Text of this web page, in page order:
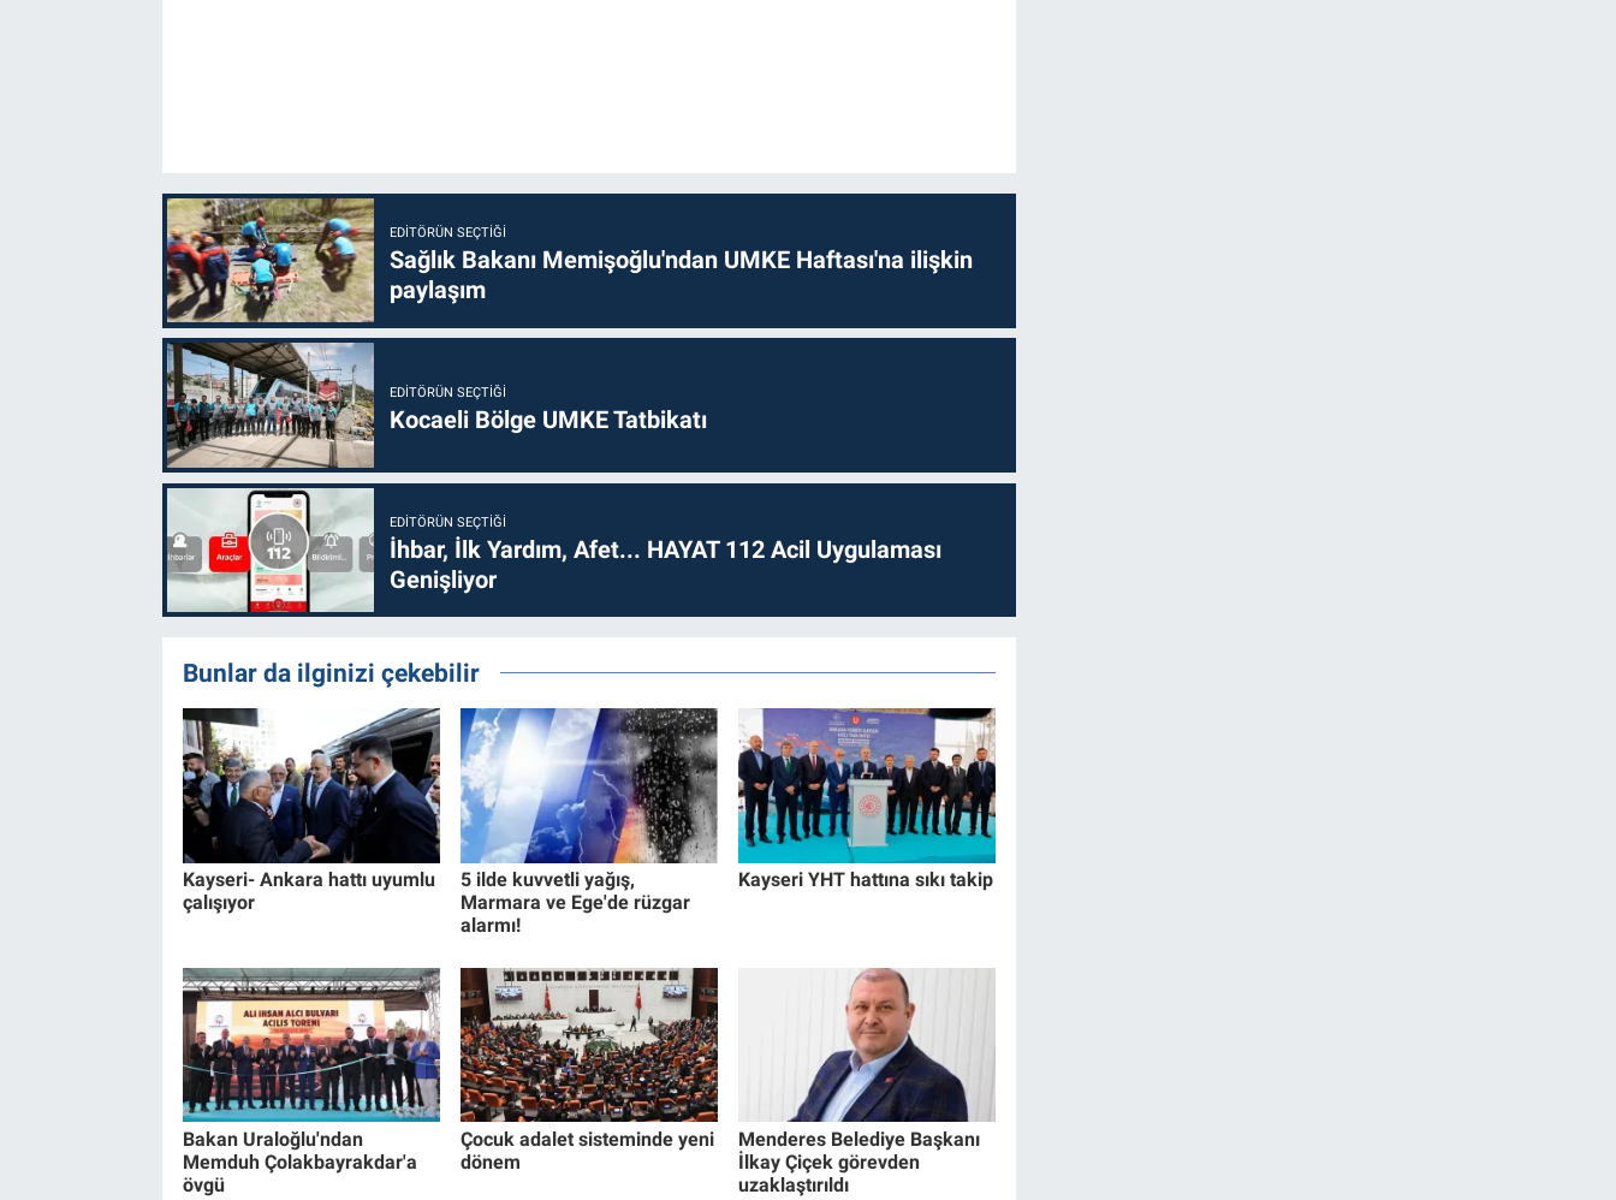
EDITÖRÜN SEÇTIĞI
Sağlık Bakanı Memişoğlu'ndan UMKE Haftası'na ilişkin
paylaşım
EDITÖRÜN SEÇTIĞI
Kocaeli Bölge UMKE Tatbikatı
EDITÖRÜN SEÇTIĞI
İhbar, İlk Yardım, Afet... HAYAT 112 Acil Uygulaması
Genişliyor
Bunlar da ilginizi çekebilir
Kayseri- Ankara hattı uyumlu
çalışıyor
5 ilde kuvvetli yağış,
Marmara ve Ege'de rüzgar
alarmı!
Kayseri YHT hattına sıkı takip
Bakan Uraloğlu'ndan
Memduh Çolakbayrakdar'a
övgü
Çocuk adalet sisteminde yeni
dönem
Menderes Belediye Başkanı
İlkay Çiçek görevden
uzaklaştırıldı